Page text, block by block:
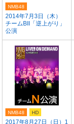
2014年7月3日（木）
チームBII「逆上がり」
公演
NMB48
2017年8月27日（日）1
NMB48 HD